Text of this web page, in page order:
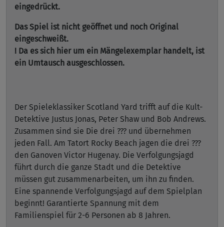
eingedrückt.
Das Spiel ist nicht geöffnet und noch Original
eingeschweißt.
! Da es sich hier um ein Mängelexemplar handelt, ist
ein Umtausch ausgeschlossen.
Der Spieleklassiker Scotland Yard trifft auf die Kult-
Detektive Justus Jonas, Peter Shaw und Bob Andrews.
Zusammen sind sie Die drei ??? und übernehmen
jeden Fall. Am Tatort Rocky Beach jagen die drei ???
den Ganoven Victor Hugenay. Die Verfolgungsjagd
führt durch die ganze Stadt und die Detektive
müssen gut zusammenarbeiten, um ihn zu finden.
Eine spannende Verfolgungsjagd auf dem Spielplan
beginnt! Garantierte Spannung mit dem
Familienspiel für 2-6 Personen ab 8 Jahren.